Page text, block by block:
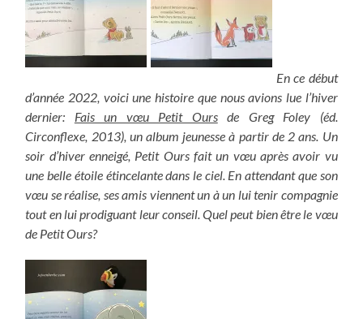
En ce début
d’année 2022, voici une histoire que nous avions lue l’hiver
dernier: Fais un vœu Petit Oursde Greg Foley (éd.
Circonflexe, 2013), un album jeunesse à partir de 2 ans. Un
soir d’hiver enneigé, Petit Ours fait un vœu après avoir vu
une belle étoile étincelante dans le ciel. En attendant que son
vœu se réalise, ses amis viennent un à un lui tenir compagnie
tout en lui prodiguant leur conseil. Quel peut bien être le vœu
de Petit Ours?